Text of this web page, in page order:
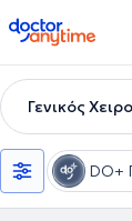
doctoranytime
Γενικός
DO+